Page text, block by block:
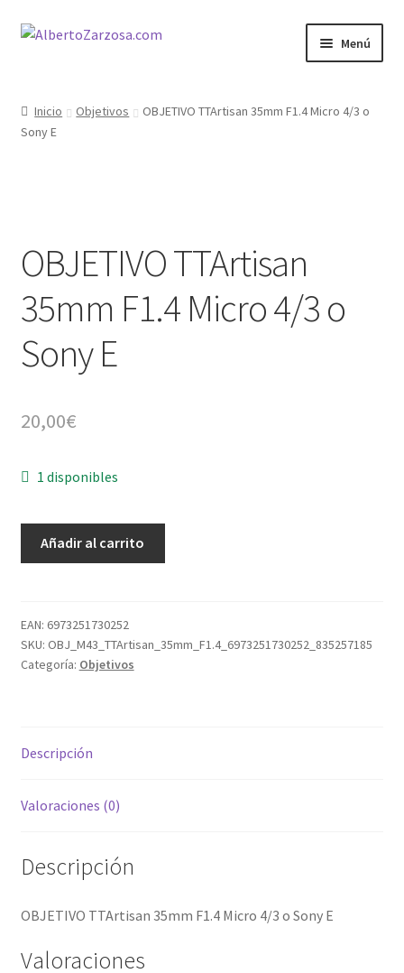
Ir
Ir
Menú
AZ Carrito
AZ Operadores / Creadores
AZ Quileres
Inicio Objetivos
OBJETIVO TTArtisan 35mm F1.4 Micro 4/3 o
Sony E
OBJETIVO TTArtisan
35mm F1.4 Micro 4/3 o
Sony E
20,00€
1 disponibles
Micro
4/3
o
Añadir al carrito
EAN: 6973251730252
SKU: OBJ_M43_TTArtisan_35mm_F1.4_6973251730252_835257185
Categoría: Objetivos
Descripción
Valoraciones (0)
Descripción
OBJETIVO TTArtisan 35mm F1.4 Micro 4/3 o Sony E
Valoraciones